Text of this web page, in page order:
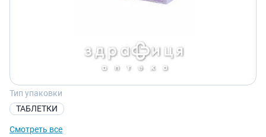
Тип упаковки
ТАБЛЕТКИ
Смотреть все